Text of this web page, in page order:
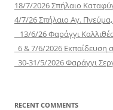
18/7/2026 Σπήλαιο
4/7/26 Σπήλαιο Αγ.
13/6/26 Φαράγγι
6 & 7/6/2026 Εκπαίδευση
30-31/5/2026 Φαράγγι
RECENT COMMENTS